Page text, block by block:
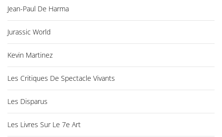
Jean-Paul De Harma
Jurassic World
Kevin Martinez
Les Critiques De Spectacle Vivants
Les Disparus
Les Livres Sur Le 7e Art